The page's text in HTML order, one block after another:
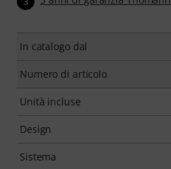
In catalogo dal
Numero di articolo
Unità incluse
Design
Sistema